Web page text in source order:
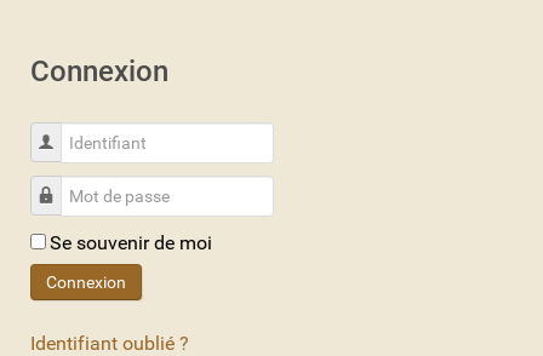
Connexion
Identifiant
Mot de passe
Se souvenir de moi
Connexion
Identifiant oublié ?